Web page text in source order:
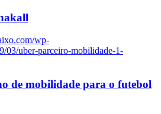
wp-
03/uber-parceiro-mobilidade-1-
de mobilidade para o futebol